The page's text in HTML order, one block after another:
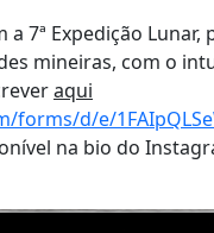
7ª Expedição
mineiras, com o
aqui
d/e/
na bio do